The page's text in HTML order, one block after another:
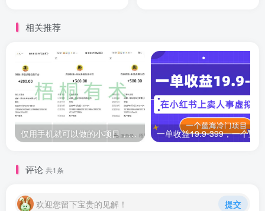
相关推荐
仅用手机就可以做的小项目，当天就能见钱，每天100-300
评论 共1条
欢迎您留下宝贵的见解！ 提交